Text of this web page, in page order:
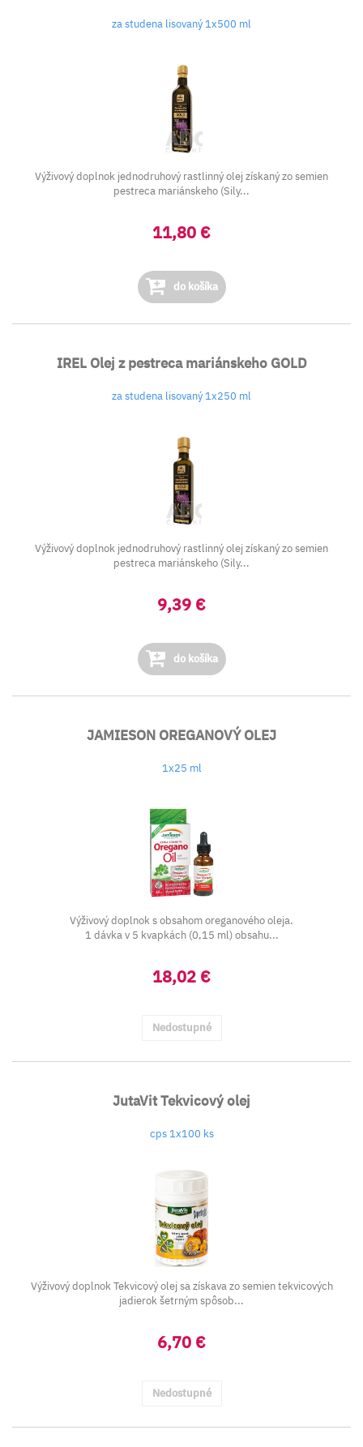
za studena lisovaný 1x500 ml
Výživový doplnok jednodruhový rastlinný olej získaný zo semien
pestreca mariánskeho (Sily...
11,80 €
do košíka
IREL Olej z pestreca mariánskeho GOLD
za studena lisovaný 1x250 ml
Výživový doplnok jednodruhový rastlinný olej získaný zo semien
pestreca mariánskeho (Sily...
9,39 €
do košíka
JAMIESON OREGANOVÝ OLEJ
1x25 ml
Výživový doplnok s obsahom oreganového oleja.
1 dávka v 5 kvapkách (0,15 ml) obsahu...
18,02 €
Nedostupné
JutaVit Tekvicový olej
cps 1x100 ks
Výživový doplnok Tekvicový olej sa získava zo semien tekvicových
jadierok šetrným spôsob...
6,70 €
Nedostupné